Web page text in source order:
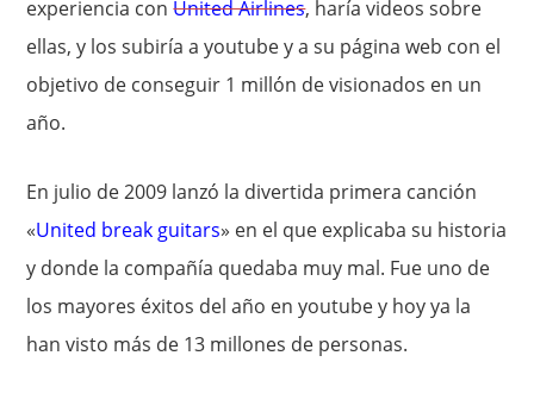
experiencia conUnited Airlines, haría videos sobre
ellas, y los subiría a youtube y a su página web con el
objetivo de conseguir 1 millón de visionados en un
año.
En julio de 2009 lanzó la divertida primera canción
«United break guitars» en el que explicaba su historia
y donde la compañía quedaba muy mal. Fue uno de
los mayores éxitos del año en youtube y hoy ya la
han visto más de 13 millones de personas.